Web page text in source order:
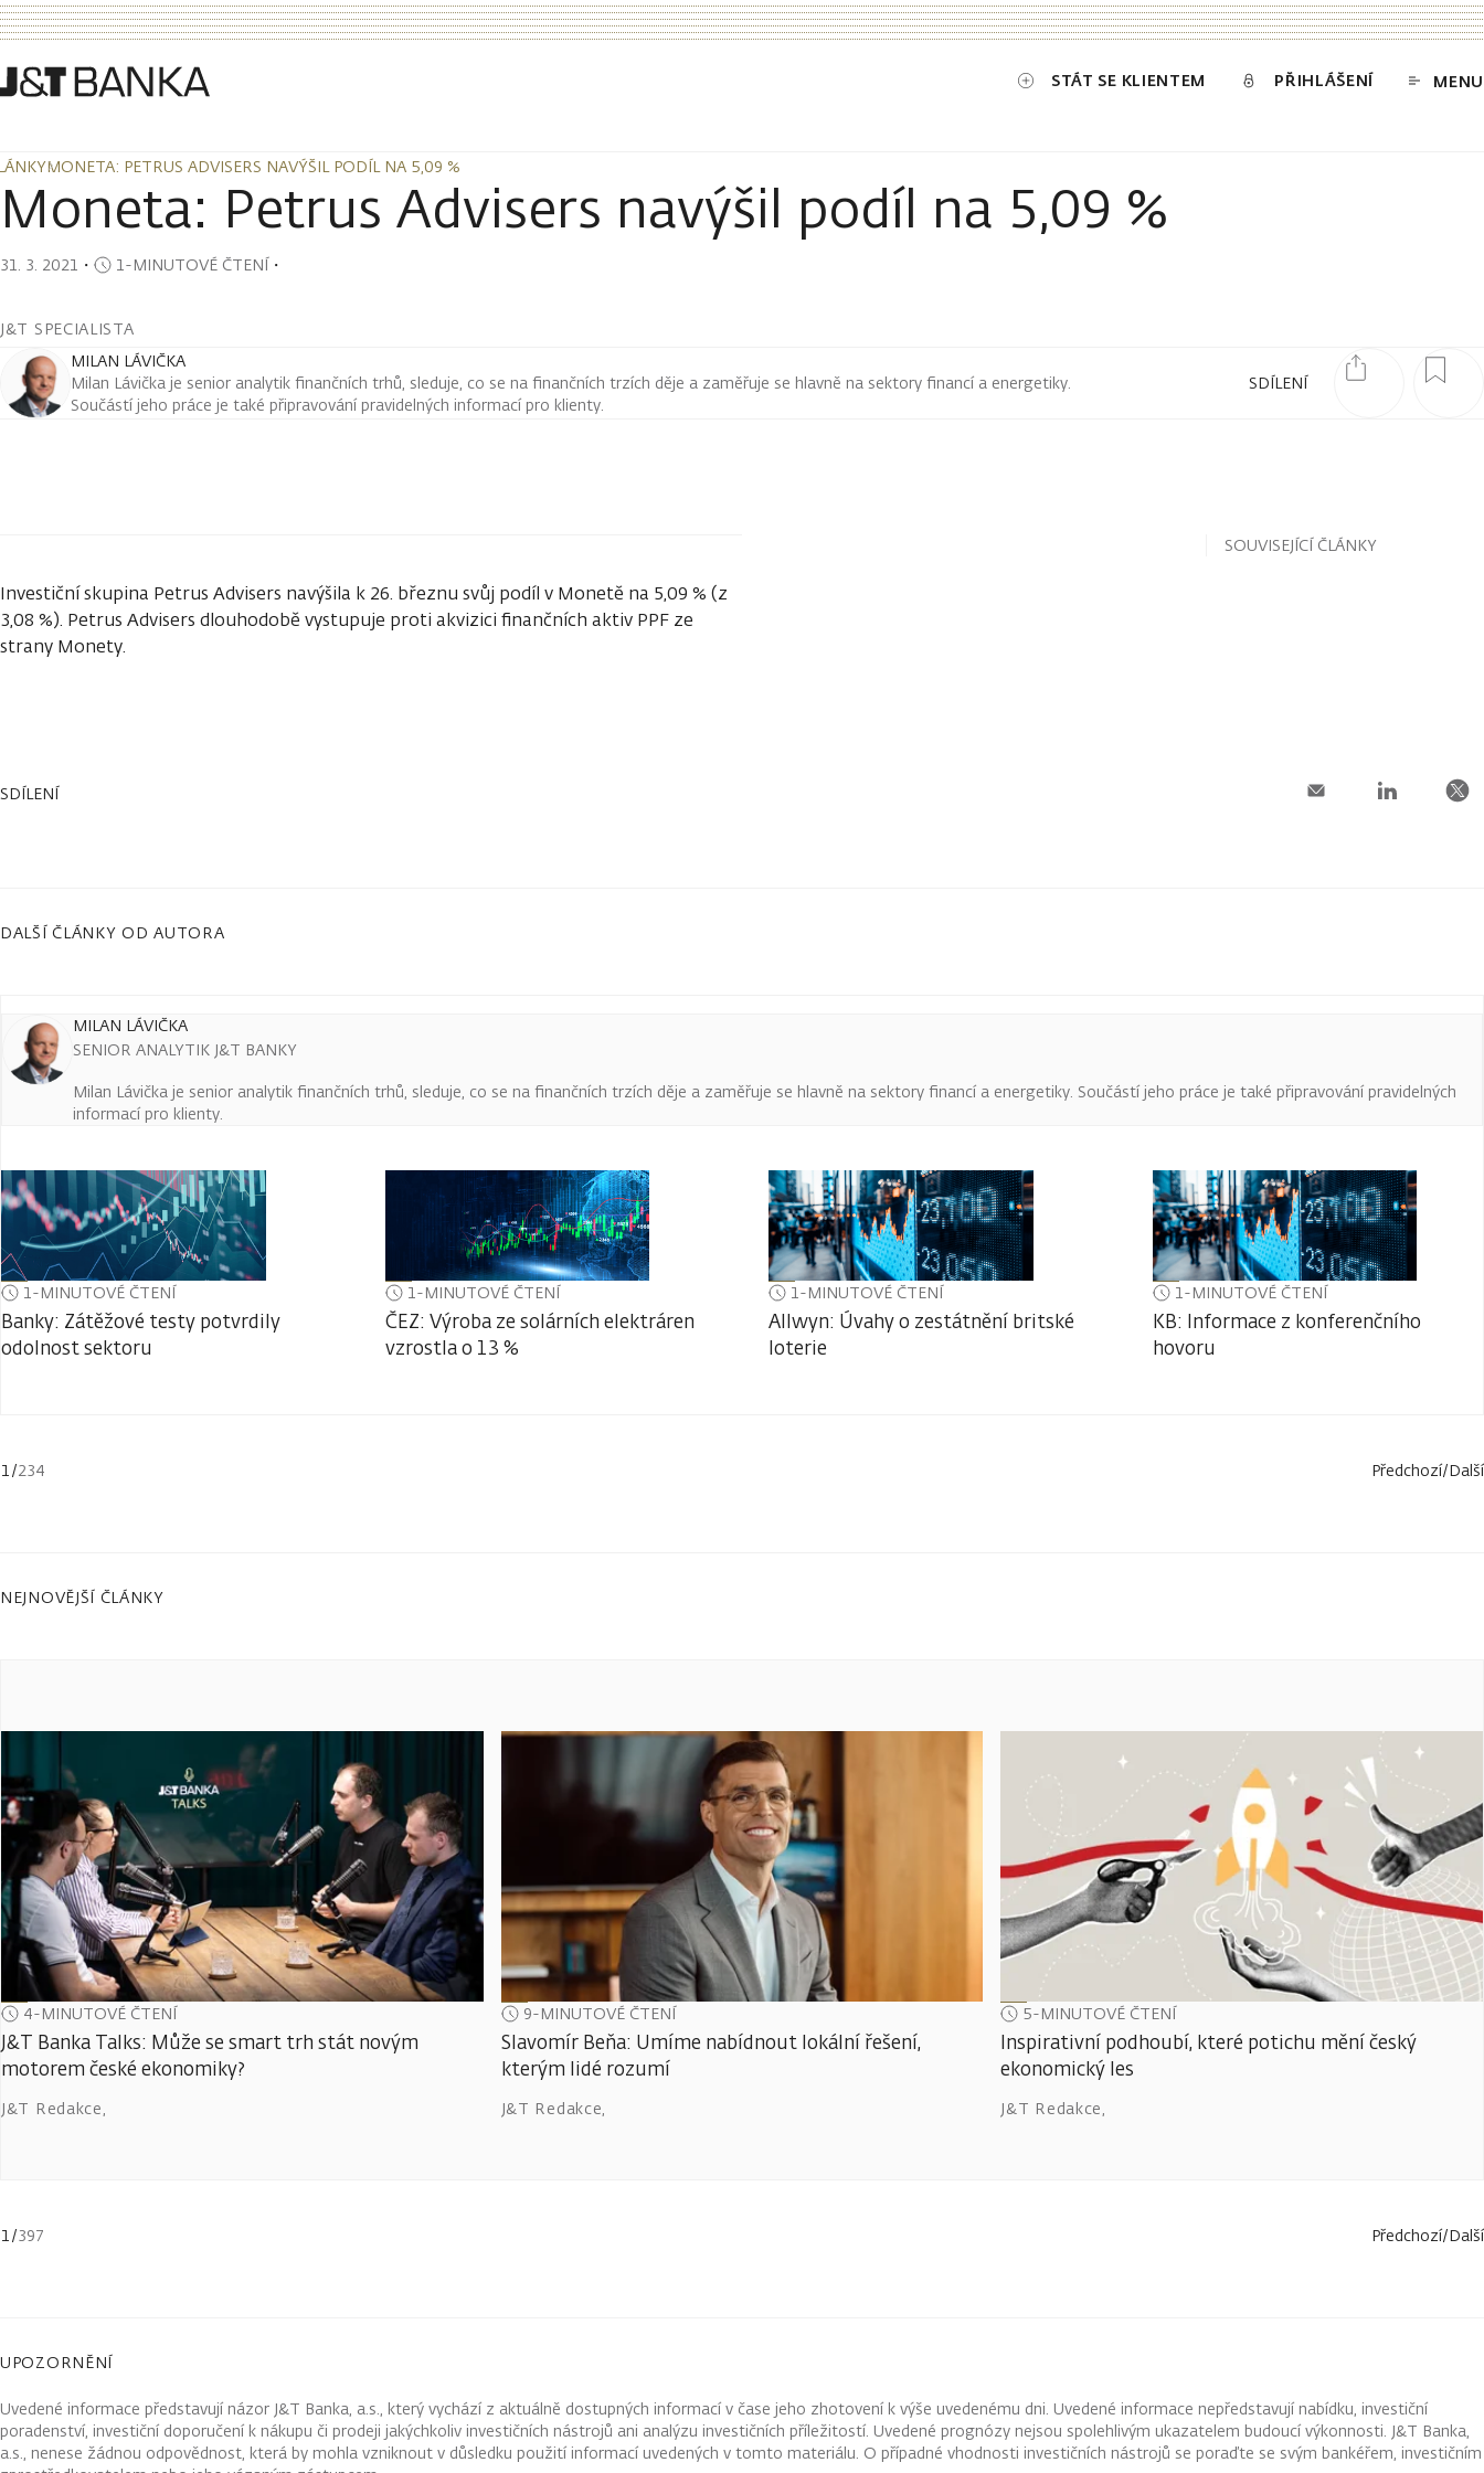
STÁT SE KLIENTEM PŘIHLÁŠENÍ MENU
MONETA: PETRUS ADVISERS NAVÝŠIL PODÍL NA 5,09 %
MONETA: PETRUS ADVISERS NAVÝŠIL PODÍL NA 5,09 %
Moneta: Petrus Advisers navýšil podíl na 5,09 %
31. 3. 2021 ・ 1-MINUTOVÉ ČTENÍ・
J&T SPECIALISTA
SDÍLENÍ
MILAN LÁVIČKA
Milan Lávička je senior analytik finančních trhů, sleduje, co se na finančních trzích děje a zaměřuje se hlavně na sektory financí a energetiky.
Součástí jeho práce je také připravování pravidelných informací pro klienty.
Investiční skupina Petrus Advisers navýšila k 26. březnu svůj podíl v Monetě na 5,09 % (z
3,08 %). Petrus Advisers dlouhodobě vystupuje proti akvizici finančních aktiv PPF ze
strany Monety.
SOUVISEJÍCÍ ČLÁNKY
SDÍLENÍ
DALŠÍ ČLÁNKY OD AUTORA
MILAN LÁVIČKA
SENIOR ANALYTIK J&T BANKY
Milan Lávička je senior analytik finančních trhů, sleduje, co se na finančních trzích děje a zaměřuje se hlavně na sektory financí a energetiky. Součástí jeho práce je také připravování pravidelných
informací pro klienty.
1-MINUTOVÉ ČTENÍ
Banky: Zátěžové testy potvrdily
odolnost sektoru
1-MINUTOVÉ ČTENÍ
ČEZ: Výroba ze solárních elektráren
vzrostla o 13 %
1-MINUTOVÉ ČTENÍ
Allwyn: Úvahy o zestátnění britské
loterie
1-MINUTOVÉ ČTENÍ
KB: Informace z konferenčního
hovoru
1 /234 Předchozí/Další
NEJNOVĚJŠÍ ČLÁNKY
4-MINUTOVÉ ČTENÍ
J&T Banka Talks: Může se smart trh stát novým
motorem české ekonomiky?
J&T Redakce,
9-MINUTOVÉ ČTENÍ
Slavomír Beňa: Umíme nabídnout lokální řešení,
kterým lidé rozumí
J&T Redakce,
5-MINUTOVÉ ČTENÍ
Inspirativní podhoubí, které potichu mění český
ekonomický les
J&T Redakce,
1/397 Předchozí/Další
UPOZORNĚNÍ
Uvedené informace představují názor J&T Banka, a.s., který vychází z aktuálně dostupných informací v čase jeho zhotovení k výše uvedenému dni. Uvedené informace nepředstavují nabídku, investiční
poradenství, investiční doporučení k nákupu či prodeji jakýchkoliv investičních nástrojů ani analýzu investičních příležitostí. Uvedené prognózy nejsou spolehlivým ukazatelem budoucí výkonnosti. J&T Banka,
a.s., nenese žádnou odpovědnost, která by mohla vzniknout v důsledku použití informací uvedených v tomto materiálu. O případné vhodnosti investičních nástrojů se poraďte se svým bankéřem, investičním